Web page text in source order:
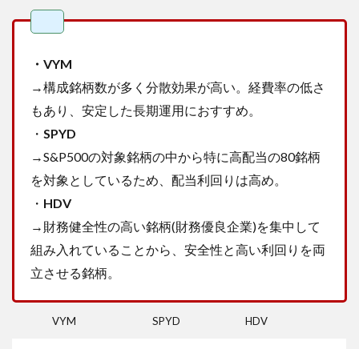
・VYM
→構成銘柄数が多く分散効果が高い。経費率の低さ
もあり、安定した長期運用におすすめ。
・ SPYD
→S&P500の対象銘柄の中から特に高配当の80銘柄
を対象としているため、配当利回りは高め。
・ HDV
→財務健全性の高い銘柄(財務優良企業)を集中して
組み入れていることから、安全性と高い利回りを両
立させる銘柄。
VYM SPYD HDV